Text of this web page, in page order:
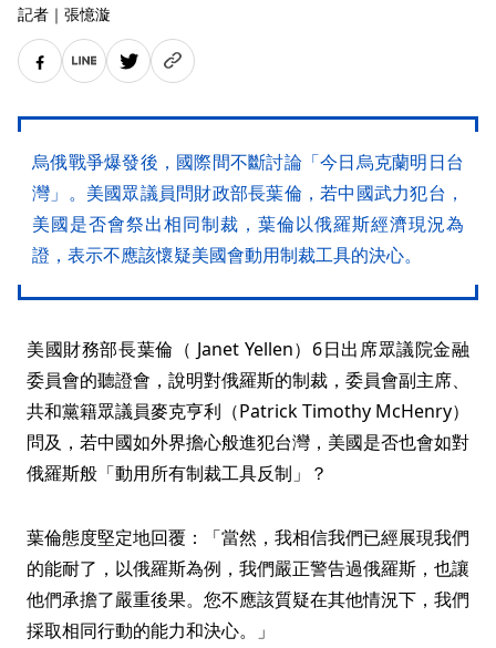
記者 ｜ 張憶漩
烏俄戰爭爆發後，國際間不斷討論「今日烏克蘭明日台
灣」。美國眾議員問財政部長葉倫，若中國武力犯台，
美國是否會祭出相同制裁，葉倫以俄羅斯經濟現況為
證，表示不應該懷疑美國會動用制裁工具的決心。
美國財務部長葉倫（ Janet Yellen）6日出席眾議院金融
委員會的聽證會，說明對俄羅斯的制裁，委員會副主席、
共和黨籍眾議員麥克亨利（Patrick Timothy McHenry）
問及，若中國如外界擔心般進犯台灣，美國是否也會如對
俄羅斯般「動用所有制裁工具反制」？
葉倫態度堅定地回覆：「當然，我相信我們已經展現我們
的能耐了，以俄羅斯為例，我們嚴正警告過俄羅斯，也讓
他們承擔了嚴重後果。您不應該質疑在其他情況下，我們
採取相同行動的能力和決心。」